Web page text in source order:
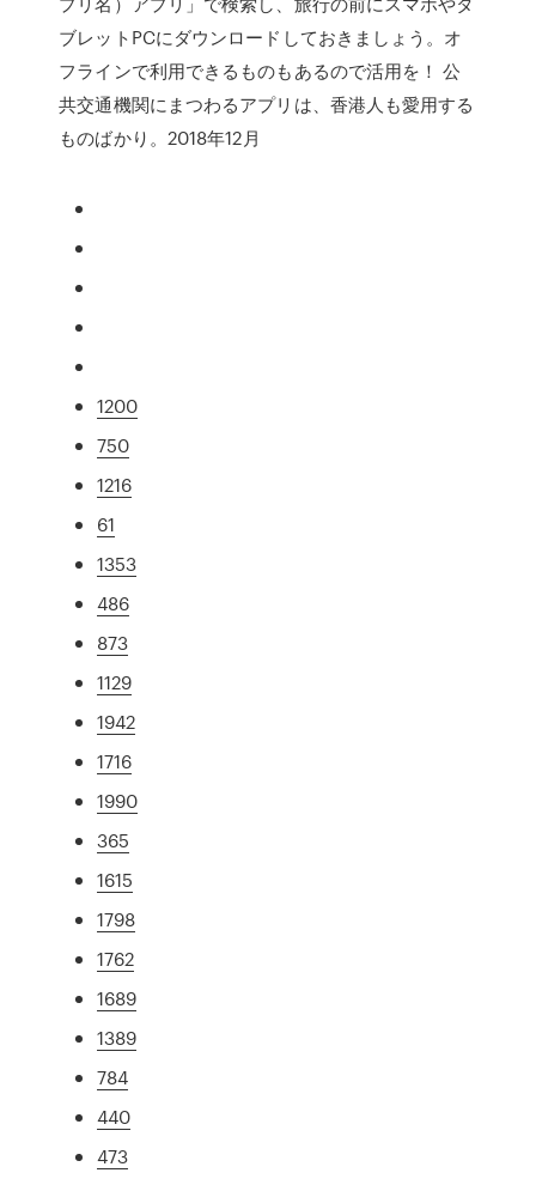
ブレットPCにダウンロードしておきましょう。オ
フラインで利用できるものもあるので活用を！ 公
共交通機関にまつわるアプリは、香港人も愛用する
ものばかり。2018年12月
1200
750
1216
61
1353
486
873
1129
1942
1716
1990
365
1615
1798
1762
1689
1389
784
440
473